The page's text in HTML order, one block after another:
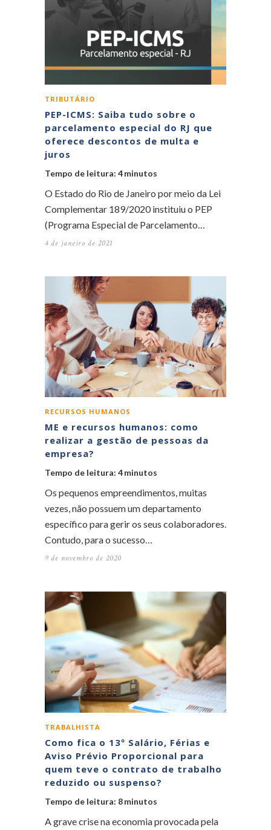
TRIBUTÁRIO
PEP-ICMS: Saiba tudo sobre o
parcelamento especial do RJ que
oferece descontos de multa e
juros
Tempo de leitura: 4minutos
O Estado do Rio de Janeiro por meio da Lei
Complementar 189/2020 instituiu o PEP
(Programa Especial de Parcelamento…
4 de janeiro de 2021
RECURSOS HUMANOS
ME e recursos humanos: como
realizar a gestão de pessoas da
empresa?
Tempo de leitura: 4minutos
Os pequenos empreendimentos, muitas
vezes, não possuem um departamento
específico para gerir os seus colaboradores.
Contudo, para o sucesso…
9 de novembro de 2020
TRABALHISTA
Como fica o 13º Salário, Férias e
Aviso Prévio Proporcional para
quem teve o contrato de trabalho
reduzido ou suspenso?
Tempo de leitura: 8minutos
A grave crise na economia provocada pela